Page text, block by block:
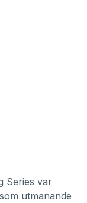
Series var
utmanande